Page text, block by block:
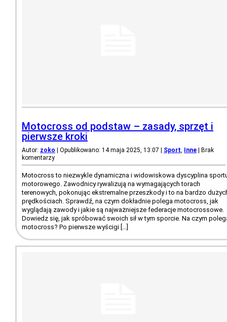
Motocross od podstaw – zasady, sprzęt i
pierwsze kroki
Autor: zoko | Opublikowano: 14 maja 2025, 13:07 Sport, Inne
Brak
komentarzy
Motocross to niezwykle dynamiczna i widowiskowa dyscyplina
motorowego. Zawodnicy rywalizują na wymagających torach
terenowych, pokonując ekstremalne przeszkody i to na bardzo
prędkościach. Sprawdź, na czym dokładnie polega motocross, jak
wyglądają zawody i jakie są najważniejsze federacje motocrossowe.
Dowiedz się, jak spróbować swoich sił w tym sporcie. Na czym
motocross? Po pierwsze wyścigi […]